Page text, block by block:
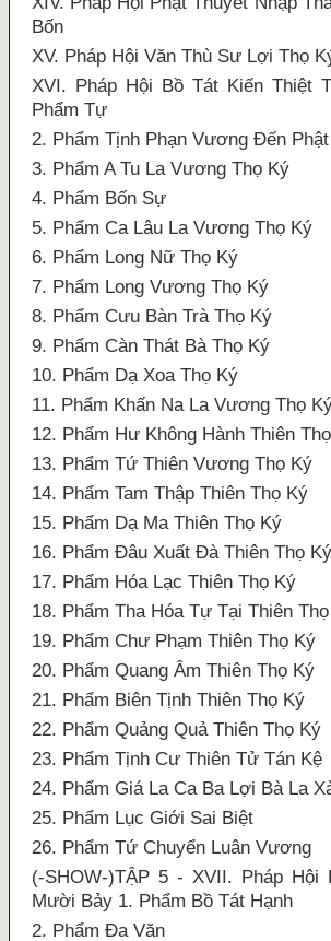
Bốn
XV. Pháp Hội Văn Thù Sư Lợi Thọ
XVI. Pháp Hội Bồ Tát Kiến Thiệt
Phẩm Tự
2. Phẩm Tịnh Phạn Vương Đến Phật
3. Phẩm A Tu La Vương Thọ Ký
4. Phẩm Bốn Sự
5. Phẩm Ca Lâu La Vương Thọ Ký
6. Phẩm Long Nữ Thọ Ký
7. Phẩm Long Vương Thọ Ký
8. Phẩm Cưu Bàn Trà Thọ Ký
9. Phẩm Càn Thát Bà Thọ Ký
10. Phẩm Dạ Xoa Thọ Ký
11. Phẩm Khấn Na La Vương Thọ
12. Phẩm Hư Không Hành Thiên
13. Phẩm Tứ Thiên Vương Thọ Ký
14. Phẩm Tam Thập Thiên Thọ Ký
15. Phẩm Dạ Ma Thiên Thọ Ký
16. Phẩm Đâu Xuất Đà Thiên Thọ Ký
17. Phẩm Hóa Lạc Thiên Thọ Ký
18. Phẩm Tha Hóa Tự Tại Thiên
19. Phẩm Chư Phạm Thiên Thọ Ký
20. Phẩm Quang Âm Thiên Thọ Ký
21. Phẩm Biên Tịnh Thiên Thọ Ký
22. Phẩm Quảng Quả Thiên Thọ Ký
23. Phẩm Tịnh Cư Thiên Tử Tán Kệ
24. Phẩm Giá La Ca Ba Lợi Bà La
25. Phẩm Lục Giới Sai Biệt
26. Phẩm Tứ Chuyển Luân Vương
(-SHOW-)TẬP 5 - XVII. Pháp Hội
Mười Bảy 1. Phẩm Bồ Tát Hạnh
2. Phẩm Đa Văn